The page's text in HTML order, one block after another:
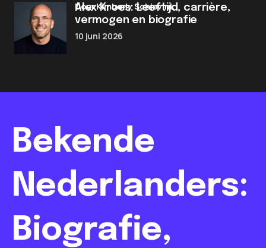
Alex Kroes: Leeftijd, carrière,
vermogen en biografie
door Kimberly Schievink
10 juni 2026
Bekende
Nederlanders:
Biografie,